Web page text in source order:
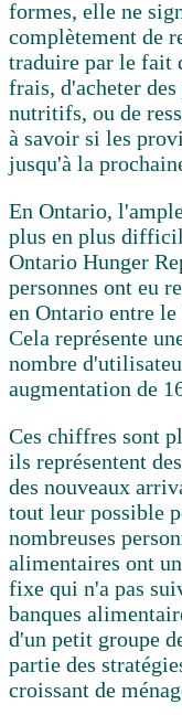
formes, elle ne
complètement de
traduire par le fait
frais, d'acheter
nutritifs, ou de
à savoir si les
jusqu'à la
En Ontario,
plus en plus
Ontario Hunger
personnes ont eu
en Ontario entre
Cela représente
nombre
augmentation de
Ces chiffres sont
ils représentent
des nouveaux
tout leur possible
nombreuses
alimentaires ont
fixe qui n'a pas
banques
d'un petit groupe
partie des
croissant de